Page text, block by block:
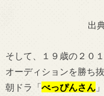
出
そして、１９歳の２０
オーディションを勝ち
朝ドラ「べっぴんさん